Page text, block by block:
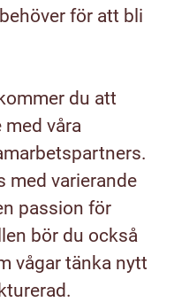
för att bli
du att
våra
med varierande
passion för
bör du också
vågar tänka nytt